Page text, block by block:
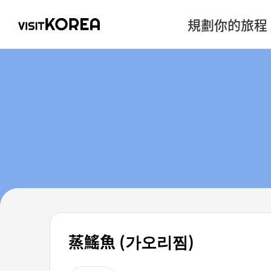
規劃你的旅程
蒸鰩魚 (가오리찜)